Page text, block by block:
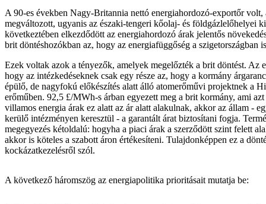
A 90-es években Nagy-Britannia nettó energiahordozó-exportőr
megváltozott, ugyanis az északi-tengeri kőolaj- és földgázlelőhelyei
következtében elkezdődött az energiahordozó árak jelentős
brit döntéshozókban az, hogy az energiafüggőség a szigetországban
Ezek voltak azok a tényezők, amelyek megelőzték a brit döntést. Az
hogy az intézkedéseknek csak egy része az, hogy a kormány
épülő, de nagyfokú előkészítés alatt álló atomerőművi projektnek a
erőműben. 92,5 £/MWh-s árban egyezett meg a brit kormány, ami
villamos energia árak ez alatt az ár alatt alakulnak, akkor az állam -
kerülő intézményen keresztül - a garantált árat biztosítani fogja.
megegyezés kétoldalú: hogyha a piaci árak a szerződött szint felett
akkor is köteles a szabott áron értékesíteni. Tulajdonképpen ez a
kockázatkezelésről szól.
A következő háromszög az energiapolitika prioritásait mutatja be: